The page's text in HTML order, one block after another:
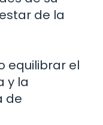
de la
equilibrar el
y la
de